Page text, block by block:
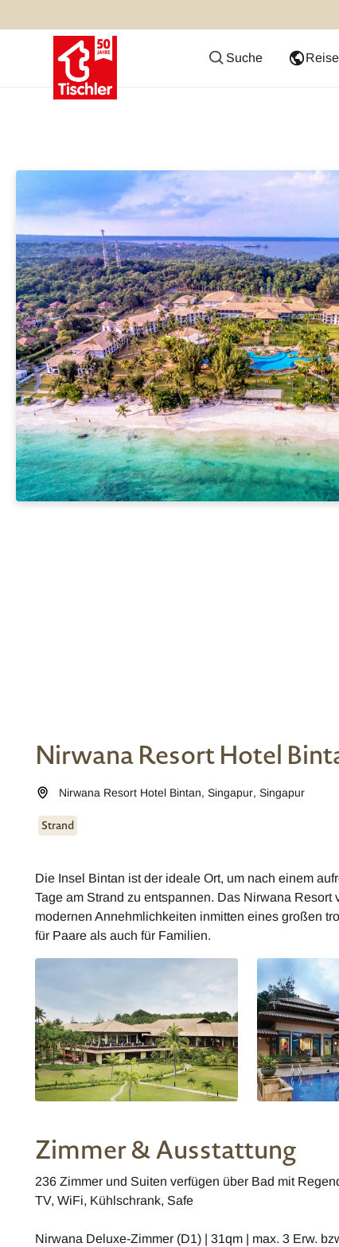
Suche
Nirwana Resort Hotel
Nirwana Resort Hotel Bintan,Singapur,Singapur
Strand
Die Insel Bintan ist der ideale Ort, um nach einem
Tage am Strand zu entspannen. Das Nirwana Resort
modernen Annehmlichkeiten inmitten eines großen
für Paare als auch für Familien.
Zimmer & Ausstattung
236 Zimmer und Suiten verfügen über Bad mit
TV, WiFi, Kühlschrank, Safe
Nirwana Deluxe-Zimmer (D1) | 31qm | max. 3 Erw.